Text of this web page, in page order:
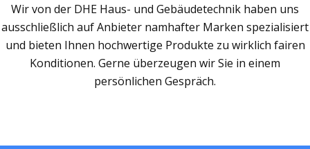
Wir von der DHE Haus- und Gebäudetechnik haben uns
ausschließlich auf Anbieter namhafter Marken spezialisiert
und bieten Ihnen hochwertige Produkte zu wirklich fairen
Konditionen. Gerne überzeugen wir Sie in einem
persönlichen Gespräch.